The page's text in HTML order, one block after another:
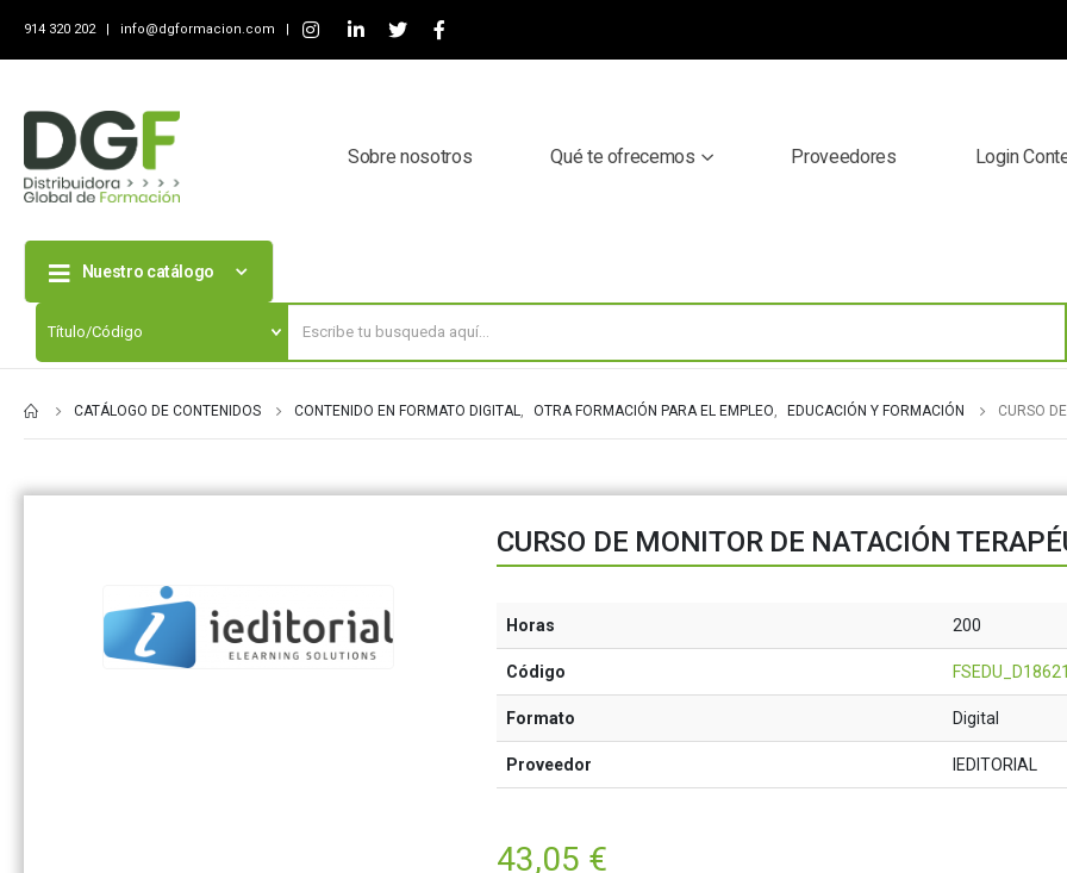
914 320 202 | info@dgformacion.com |
Sobre nosotros Qué te ofrecemos Proveedores Login
Nuestro catálogo
CATÁLOGO DE CONTENIDOS CONTENIDO EN FORMATO DIGITAL, OTRA FORMACIÓN PARA EL EMPLEO, EDUCACIÓN Y FORMACIÓN CURSO
CURSO DE MONITOR DE NATACIÓN
Horas 200
Código FSEDU_D18621
Formato Digital
Proveedor IEDITORIAL
43,05 €